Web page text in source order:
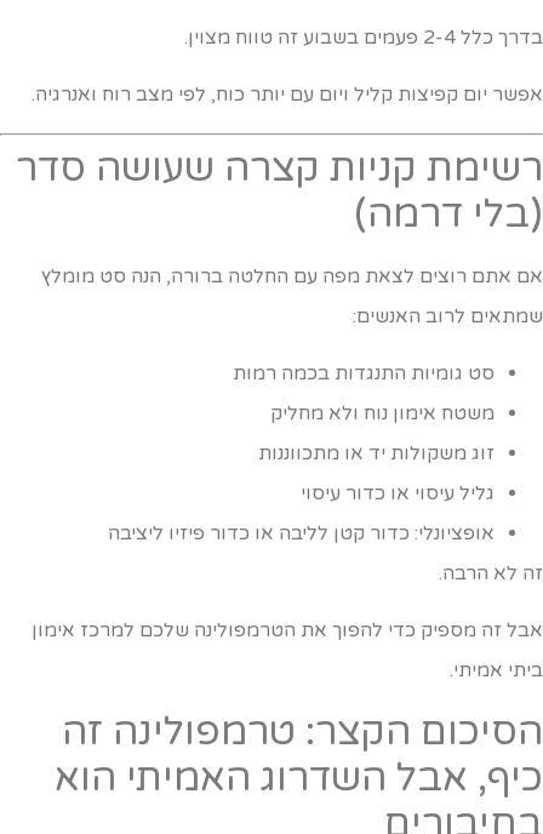
כלל 2-4 פעמים בשבוע זה טווח מצוין.
יום קפיצות קליל ויום עם יותר כוח, לפי מצב רוח ואנרגיה.
קניות קצרה שעושה סדר
דרמה)
אתם רוצים לצאת מפה עם החלטה ברורה, הנה סט מומלץ
לרוב האנשים:
סט גומיות התנגדות בכמה רמות
משטח אימון נוח ולא מחליק
זוג משקולות יד או מתכווננות
גליל עיסוי או כדור עיסוי
אופציונלי: כדור קטן לליבה או כדור פיזיו ליציבה
לא הרבה.
זה מספיק כדי להפוך את הטרמפולינה שלכם למרכז אימון
אמיתי.
הקצר: טרמפולינה זה
אבל השדרוג האמיתי הוא